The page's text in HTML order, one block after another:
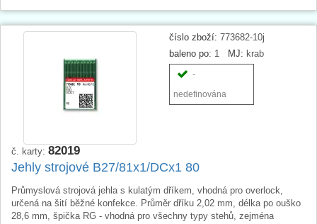
číslo zboží: 773682-10j
baleno po: 1 MJ: krab
-
nedefinována
č. karty: 82019
Jehly strojové B27/81x1/DCx1 80
Průmyslová strojová jehla s kulatým dříkem, vhodná pro overlock,
určená na šití běžné konfekce. Průměr dříku 2,02 mm, délka po ouško
28,6 mm, špička RG - vhodná pro všechny typy stehů, zejména